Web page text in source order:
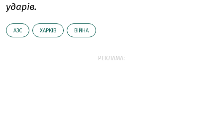
ударів.
АЗС ХАРКІВ ВІЙНА
РЕКЛАМА: